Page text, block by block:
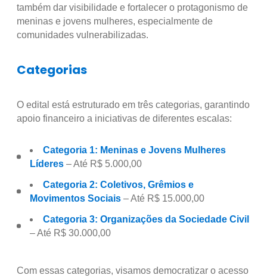
também dar visibilidade e fortalecer o protagonismo de
meninas e jovens mulheres, especialmente de
comunidades vulnerabilizadas.
Categorias
O edital está estruturado em três categorias, garantindo
apoio financeiro a iniciativas de diferentes escalas:
Categoria 1: Meninas e Jovens Mulheres
Líderes – Até R$ 5.000,00
Categoria 2: Coletivos, Grêmios e
Movimentos Sociais – Até R$ 15.000,00
Categoria 3: Organizações da Sociedade Civil
– Até R$ 30.000,00
Com essas categorias, visamos democratizar o acesso